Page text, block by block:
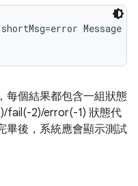
shortMsg=error Message
每個結果都包含一組狀態
fail(-2)/error(-1) 狀態代
畢後，系統應會顯示測試